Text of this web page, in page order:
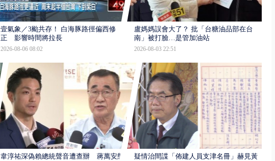
壹氣象／3颱共存！ 白海豚路徑偏西修
正 影響時間將拉長
2026-08-06 08:02
盧媽媽誤會大了？ 批「台糖油品部在台
南」被打臉…是管加油站
2026-08-03 22:51
韋淳祐深偽賴總統聲音遭查辦 蔣萬安態
疑情治間諜「佈建人員支津名冊」赫見黃